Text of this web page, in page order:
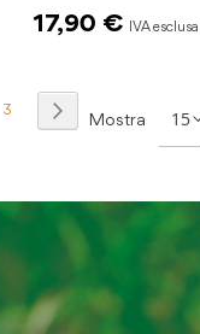
17,90 €
stai leggendo la
Pagina
3
Mostra